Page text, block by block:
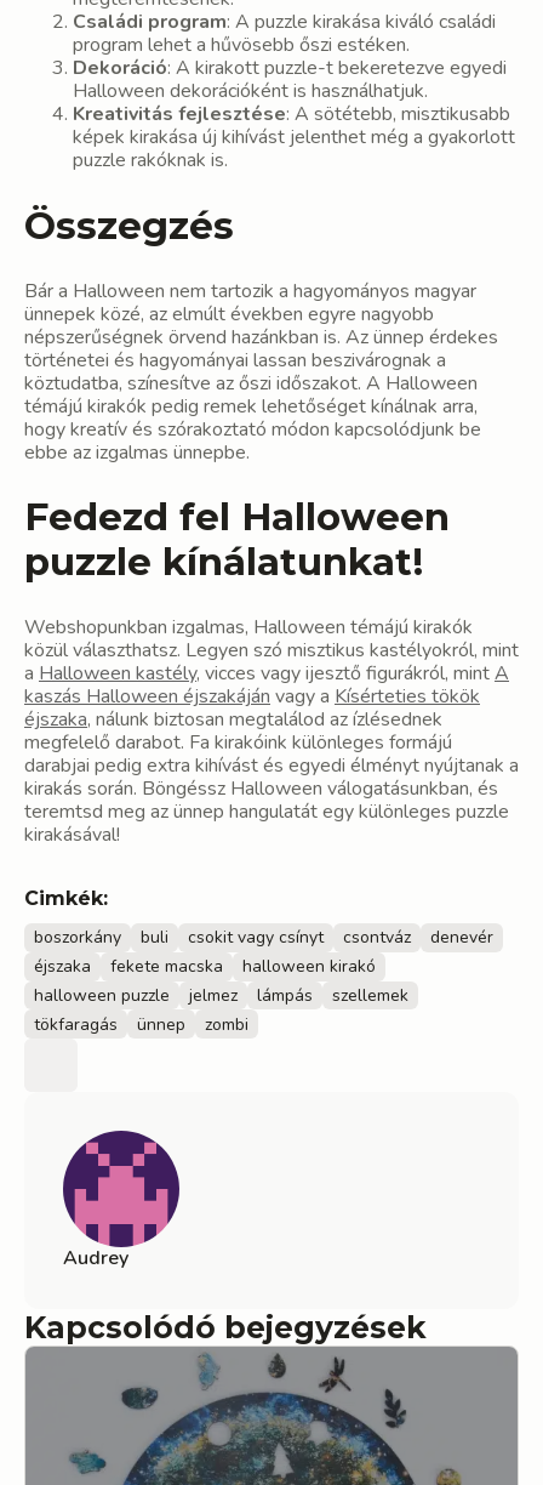
Családi program: A puzzle kirakása kiváló családi
program lehet a hűvösebb őszi estéken.
Dekoráció: A kirakott puzzle-t bekeretezve egyedi
Halloween dekorációként is használhatjuk.
Kreativitás fejlesztése: A sötétebb, misztikusabb
képek kirakása új kihívást jelenthet még a gyakorlott
puzzle rakóknak is.
Összegzés
Bár a Halloween nem tartozik a hagyományos magyar
ünnepek közé, az elmúlt években egyre nagyobb
népszerűségnek örvend hazánkban is. Az ünnep érdekes
történetei és hagyományai lassan beszivárognak a
köztudatba, színesítve az őszi időszakot. A Halloween
témájú kirakók pedig remek lehetőséget kínálnak arra,
hogy kreatív és szórakoztató módon kapcsolódjunk be
ebbe az izgalmas ünnepbe.
Fedezd fel Halloween
puzzle kínálatunkat!
Webshopunkban izgalmas, Halloween témájú kirakók
közül választhatsz. Legyen szó misztikus kastélyokról, mint
a Halloween kastély, vicces vagy ijesztő figurákról, mintA
kaszás Halloween éjszakáján vagy a Kísérteties tökök
éjszaka, nálunk biztosan megtalálod az ízlésednek
megfelelő darabot. Fa kirakóink különleges formájú
darabjai pedig extra kihívást és egyedi élményt nyújtanak a
kirakás során. Böngéssz Halloween válogatásunkban, és
teremtsd meg az ünnep hangulatát egy különleges puzzle
kirakásával!
Cimkék:
boszorkány
buli csokit vagy csínyt csontváz
denevér
éjszaka
fekete macska
halloween kirakó
halloween puzzle
jelmez lámpás
szellemek
tökfaragás
ünnep zombi
Audrey
Kapcsolódó bejegyzések